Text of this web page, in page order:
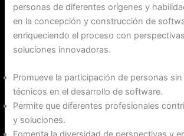
personas de diferentes orígenes y
en la concepción y construcción de
enriqueciendo el proceso con
soluciones innovadoras.
Promueve la participación de personas
técnicos en el desarrollo de software.
Permite que diferentes profesionales
y soluciones.